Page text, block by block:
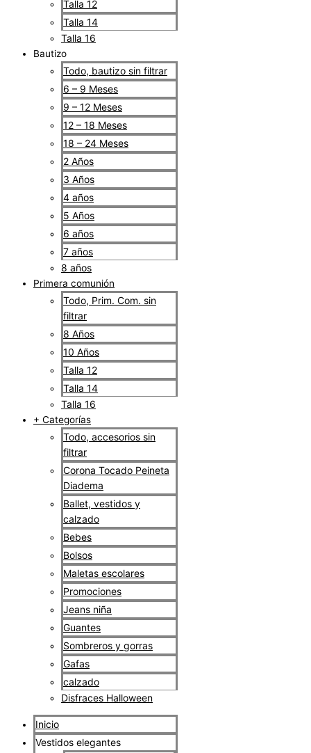
Talla 12
Talla 14
Talla 16
Bautizo
Todo, bautizo sin filtrar
6 – 9 Meses
9 – 12 Meses
12 – 18 Meses
18 – 24 Meses
2 Años
3 Años
4 años
5 Años
6 años
7 años
8 años
Primera comunión
Todo, Prim. Com. sin
filtrar
8 Años
10 Años
Talla 12
Talla 14
Talla 16
+ Categorías
Todo, accesorios sin
filtrar
Corona Tocado Peineta
Diadema
Ballet, vestidos y
calzado
Bebes
Bolsos
Maletas escolares
Promociones
Jeans niña
Guantes
Sombreros y gorras
Gafas
calzado
Disfraces Halloween
Inicio
Vestidos elegantes